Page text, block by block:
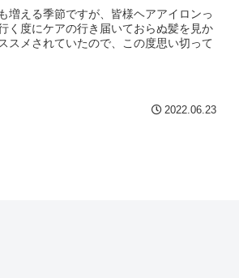
増える季節ですが、皆様ヘアアイロンっ
く度にケアの行き届いておらぬ髪を見か
スメされていたので、この度思い切って
2022.06.23